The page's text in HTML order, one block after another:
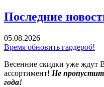
Последние
05.08.2026
Время обновить гардероб!
Весенние скидки уже ждут
ассортимент! Не
года!